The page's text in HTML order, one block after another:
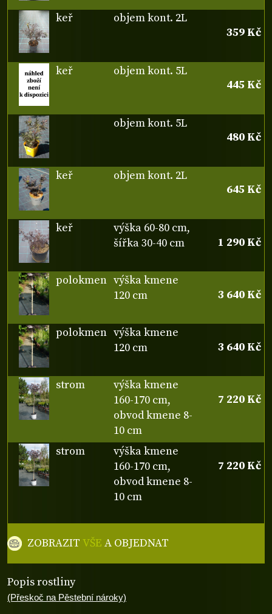
Popis rostliny
(Přeskoč na Pěstební nároky)
keř
objem kont. 2L
359 Kč
keř
objem kont. 5L
445 Kč
objem kont. 5L
480 Kč
keř
objem kont. 2L
645 Kč
keř
výška 60-80 cm,
šířka 30-40 cm
1 290 Kč
polokmen výška kmene
120 cm
3 640 Kč
polokmen výška kmene
120 cm
3 640 Kč
strom
výška kmene
160-170 cm,
obvod kmene 8-
10 cm
7 220 Kč
strom
výška kmene
160-170 cm,
obvod kmene 8-
10 cm
7 220 Kč
ZOBRAZITVŠE A OBJEDNAT